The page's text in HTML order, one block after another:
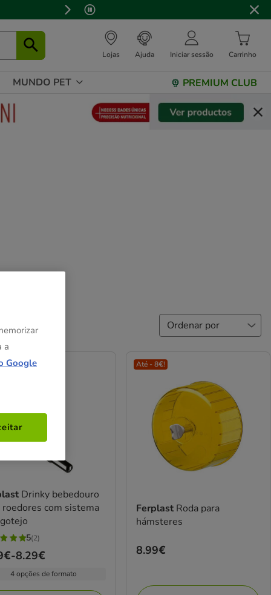
Lojas Ajuda Iniciar sessão Carrinho
MUNDO PET PREMIUM CLUB
Drinky bebedouro
roedores com sistema
5(2)
-8.29€
4 opções de formato
Até - 8€!
Ferplast Roda para
hámsteres
Preço
8.99€
a
Google